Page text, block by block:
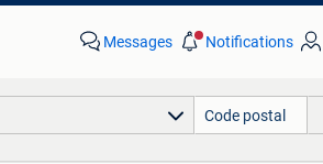
Messages Notifications